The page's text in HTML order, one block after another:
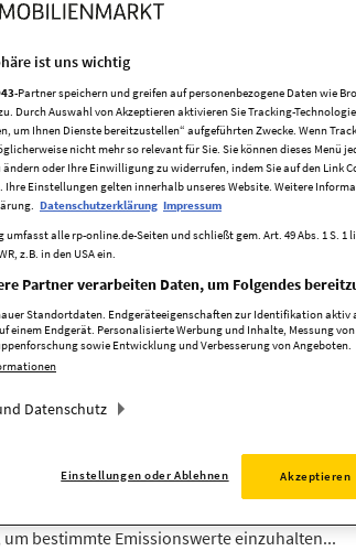
umgehen
Partys: In einem Mehrfamilienhaus
wichtigsten Regeln und Grenzwerte - und
ist für viele Menschen ein Problem...
ist ein wichtiges Datum für Ofenbesitzer. Bis
und Ende März 2010 gefertigt wurden,
bestimmte Emissionswerte einzuhalten...
ist uns wichtig
-Partner speichern und greifen auf personenbezogene Daten wie
Durch Auswahl von Akzeptieren aktivieren Sie Tracking-
um Ihnen Dienste bereitzustellen“ aufgeführten Zwecke. Wenn
nicht mehr so relevant für Sie. Sie können dieses Menü
oder Ihre Einwilligung zu widerrufen, indem Sie auf den Link
Ihre Einstellungen gelten innerhalb unseres Website. Weitere
Datenschutzerklärung Impressum
umfasst alle rp-online.de-Seiten und schließt gem. Art. 49 Abs. 1 S. 1
z.B. in den USA ein.
Partner verarbeiten Daten, um Folgendes
Standortdaten. Endgeräteeigenschaften zur Identifikation aktiv
einem Endgerät. Personalisierte Werbung und Inhalte, Messung
sowie Entwicklung und Verbesserung von Angeboten.
Datenschutz
Einstellungen oder Ablehnen Akzeptieren